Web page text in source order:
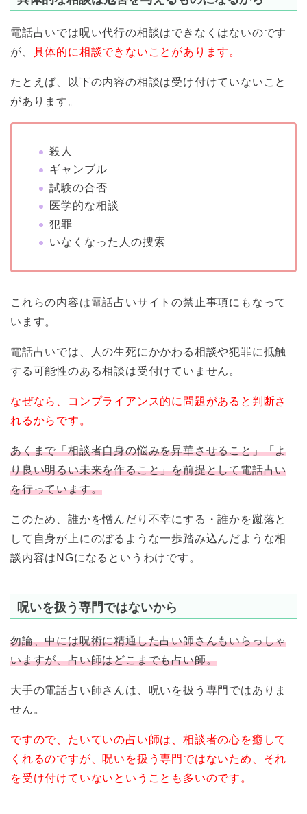
電話占いでは呪い代行の相談はできなくはないのです
が、 具体的に相談できないことがあります。
たとえば、以下の内容の相談は受け付けていないこと
があります。
殺人
ギャンブル
試験の合否
医学的な相談
犯罪
いなくなった人の捜索
これらの内容は電話占いサイトの禁止事項にもなって
います。
電話占いでは、人の生死にかかわる相談や犯罪に抵触
する可能性のある相談は受付けていません。
なぜなら、コンプライアンス的に問題があると判断さ
れるからです。
あくまで「相談者自身の悩みを昇華させること」「よ
り良い明るい未来を作ること」を前提として電話占い
を行っています。
このため、誰かを憎んだり不幸にする・誰かを蹴落と
して自身が上にのぼるような一歩踏み込んだような相
談内容はNGになるというわけです。
呪いを扱う専門ではないから
勿論、中には呪術に精通した占い師さんもいらっしゃ
いますが、占い師はどこまでも占い師。
大手の電話占い師さんは、呪いを扱う専門ではありま
せん。
ですので、たいていの占い師は、相談者の心を癒して
くれるのですが、呪いを扱う専門ではないため、それ
を受け付けていないということも多いのです。